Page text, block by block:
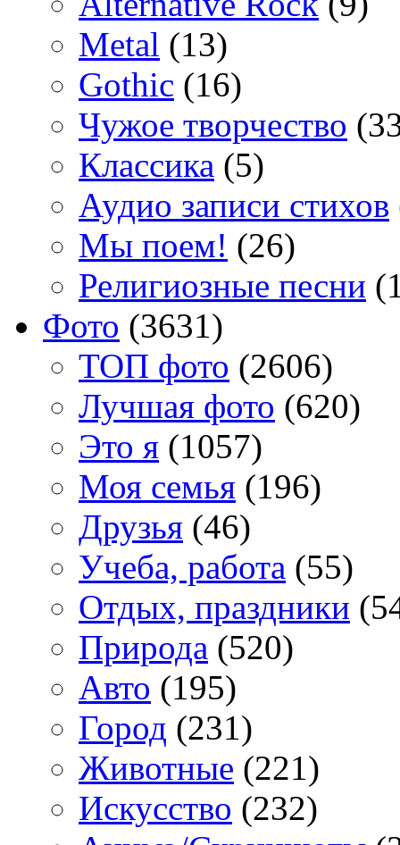
Metal (13)
Gothic (16)
Чужое творчество
Классика (5)
Аудио записи стихов
Мы поем! (26)
Религиозные песни
Фото (3631)
TOП фото (2606)
Лучшая фото (620)
Это я (1057)
Моя семья (196)
Друзья (46)
Учеба, работа (55)
Отдых, праздники
Природа (520)
Авто (195)
Город (231)
Животные (221)
Искусство (232)